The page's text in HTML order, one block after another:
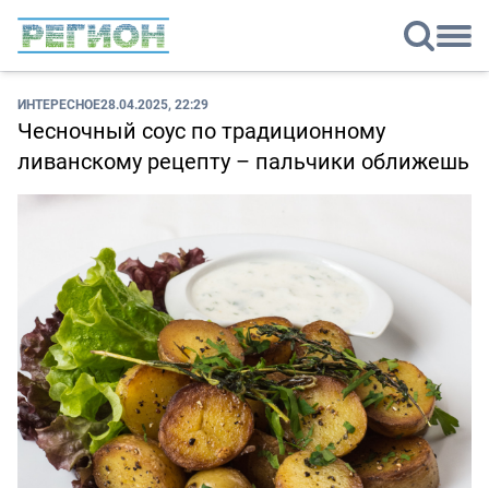
ИНТЕРЕСНОЕ28.04.2025, 22:29
Чесночный соус по традиционному
ливанскому рецепту – пальчики оближешь